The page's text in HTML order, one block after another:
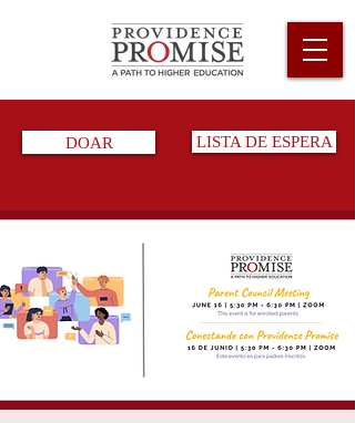
DOAR LISTA DE ESPERA